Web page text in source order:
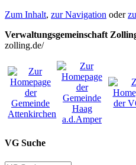
Zum Inhalt, zur Navigation oder
Verwaltungsgemeinschaft
zolling.de/
VG Suche